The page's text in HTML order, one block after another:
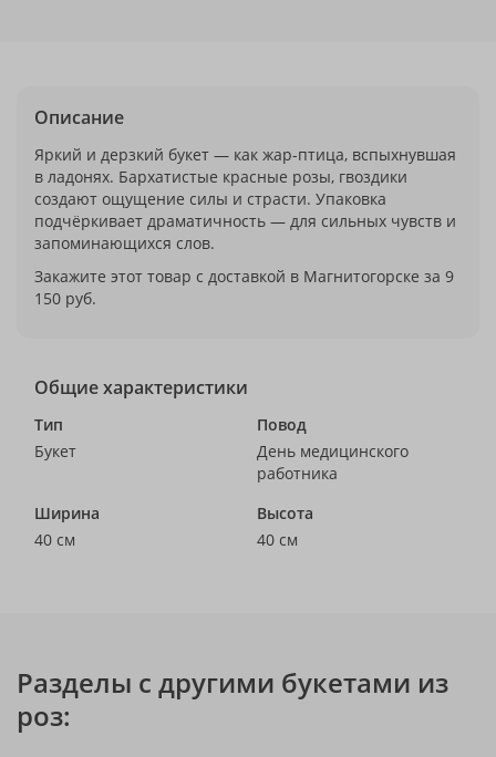
Описание
Яркий и дерзкий букет — как жар-птица, вспыхнувшая
в ладонях. Бархатистые красные розы, гвоздики
создают ощущение силы и страсти. Упаковка
подчёркивает драматичность — для сильных чувств и
запоминающихся слов.
Закажите этот товар с доставкой в Магнитогорске за 9
150 руб.
Общие характеристики
Тип
Букет
Повод
День медицинского
работника
Ширина
40 см
Высота
40 см
Разделы с другими букетами из
роз: